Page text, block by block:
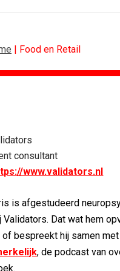
| Food en Retail
consultant
www.validators.nl
is afgestudeerd
Validators. Dat wat hem
of bespreekt hij samen
, de podcast van
scoren hoogste...
'De beste...
met...
voor...
uitbundiger...
de...
Tien